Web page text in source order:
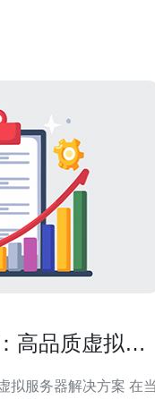
高品质虚拟服
务器解决方案 在当